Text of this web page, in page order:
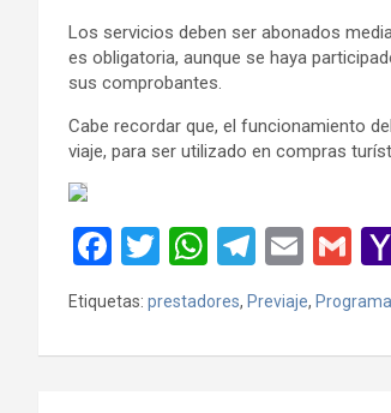
Los servicios deben ser abonados
es obligatoria, aunque se haya
sus comprobantes.
Cabe recordar que, el funcionamiento
viaje, para ser utilizado en compras
F
a
ce
b
T
wi
tt
er
W
at
s
T
el
e
gr
E
m
ail
G
ail
Etiquetas: prestadores, Previaje,